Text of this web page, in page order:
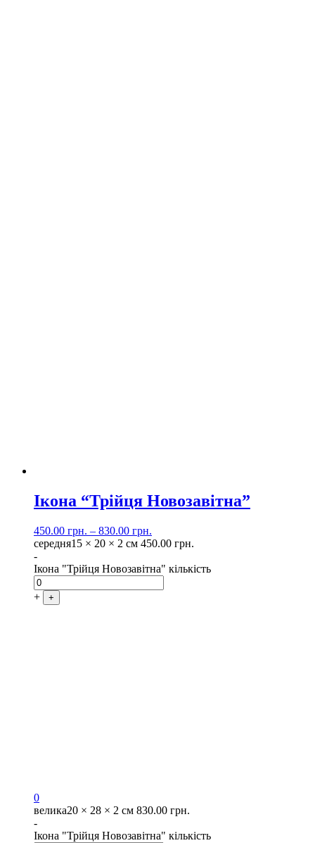
Ікона “Трійця Новозавітна”
450.00 грн. – 830.00 грн.
середня15 × 20 × 2 см 450.00 грн.
-
Ікона "Трійця Новозавітна" кількість
+ +
0
велика20 × 28 × 2 см 830.00 грн.
-
Ікона "Трійця Новозавітна" кількість